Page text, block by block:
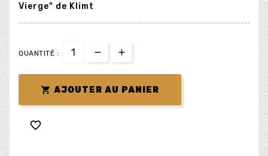
Vierge" de Klimt
QUANTITÉ :
 AJOUTER AU PANIER
